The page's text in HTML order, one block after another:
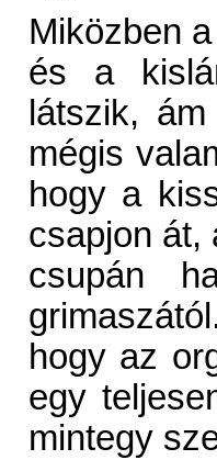
Miközben
és a
látszik,
mégis
hogy a
csapjon át,
csupán
hogy az
egy
mintegy